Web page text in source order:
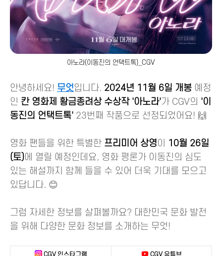
아노라(이동진의 언택트톡)_CGV
안녕하세요! 무엇입니다. 2024년 11월 6일 개봉 예정
인 칸 영화제 황금종려상 수상작 '아노라'가 CGV의 '이
동진의 언택트톡' 23번째 작품으로 선정되었어요! 🙌
영화 팬들을 위한 특별한 프리미어 상영이 10월 26일
(토)에 열릴 예정인데요, 영화 평론가 이동진의 심도
있는 해설까지 함께 들을 수 있어 더욱 기대를 모으고
있답니다. 😊
그럼 자세한 정보를 살펴볼까요? 대한민국 문화 발전
을 위해 다양한 문화 정보를 소개하는 무엇!
CGV 인스타그램 CGV 유튜브